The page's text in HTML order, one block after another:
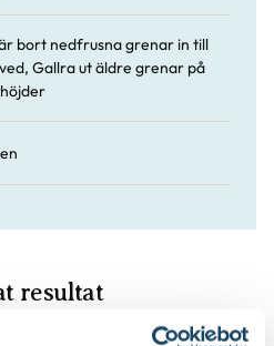
bort nedfrusna grenar in till
Gallra ut äldre grenar på
resultat